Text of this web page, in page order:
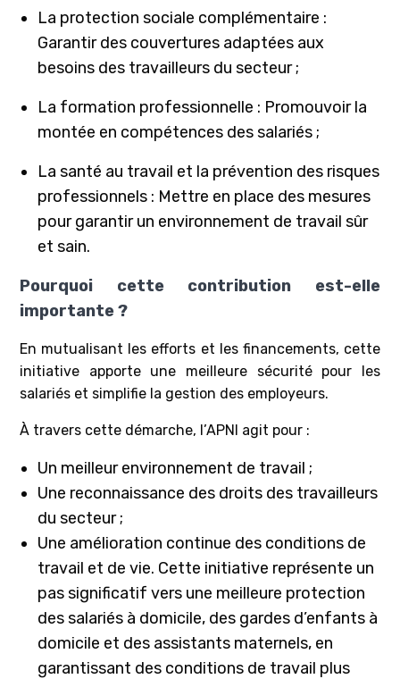
La protection sociale complémentaire :
Garantir des couvertures adaptées aux
besoins des travailleurs du secteur ;
La formation professionnelle : Promouvoir la
montée en compétences des salariés ;
La santé au travail et la prévention des risques
professionnels : Mettre en place des mesures
pour garantir un environnement de travail sûr
et sain.
Pourquoi cette contribution est-elle
importante ?
En mutualisant les efforts et les financements, cette
initiative apporte une meilleure sécurité pour les
salariés et simplifie la gestion des employeurs.
À travers cette démarche, l’APNI agit pour :
Un meilleur environnement de travail ;
Une reconnaissance des droits des travailleurs
du secteur ;
Une amélioration continue des conditions de
travail et de vie. Cette initiative représente un
pas significatif vers une meilleure protection
des salariés à domicile, des gardes d’enfants à
domicile et des assistants maternels, en
garantissant des conditions de travail plus